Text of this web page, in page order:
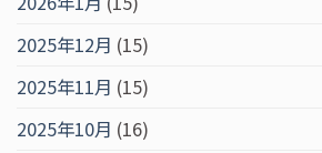
2025年12月 (15)
2025年11月 (15)
2025年10月 (16)